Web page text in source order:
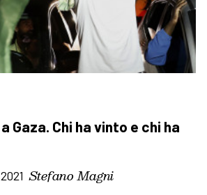
Gaza. Chi ha vinto e chi ha
Stefano Magni